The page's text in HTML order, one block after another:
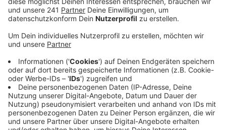
Mittwoch, 13.12.2023 06:15
Nach derzeitigem Ermittlungsstand der Polizei war der
78-jährige Autofahrer gegen 19.15 Uhr von der
Landstraße abgekommen und mit großer Wucht gegen
einen Baum geprallt. Alle drei Insassen des Opels